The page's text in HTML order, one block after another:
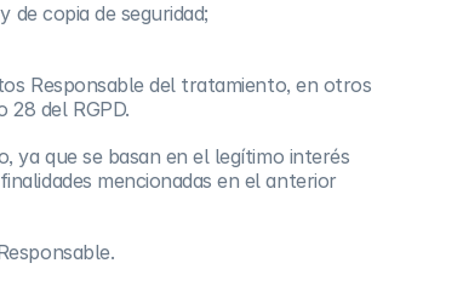
de copia de seguridad;
Responsable del tratamiento, en otros
del RGPD.
ya que se basan en el legítimo interés
mencionadas en el anterior